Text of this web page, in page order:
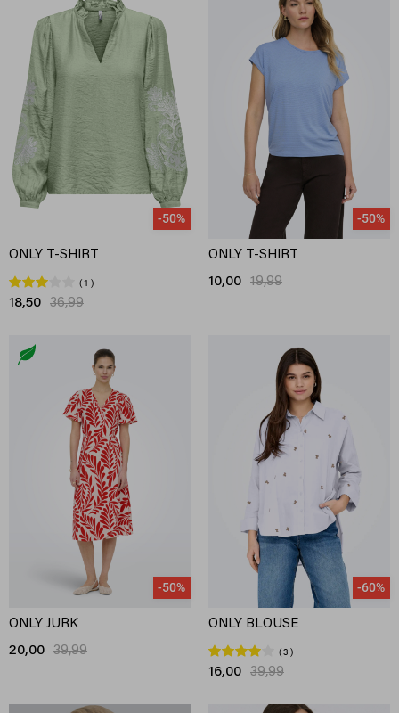
-50%
ONLY T-SHIRT
1
18,50 36,99
-50%
ONLY T-SHIRT
10,00 19,99
-50%
ONLY JURK
20,00 39,99
-60%
ONLY BLOUSE
3
16,00 39,99